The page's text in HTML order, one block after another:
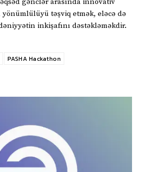
təşviq etmək, eləcə də
inkişafını dəstəkləməkdir.
PASHA Hackathon